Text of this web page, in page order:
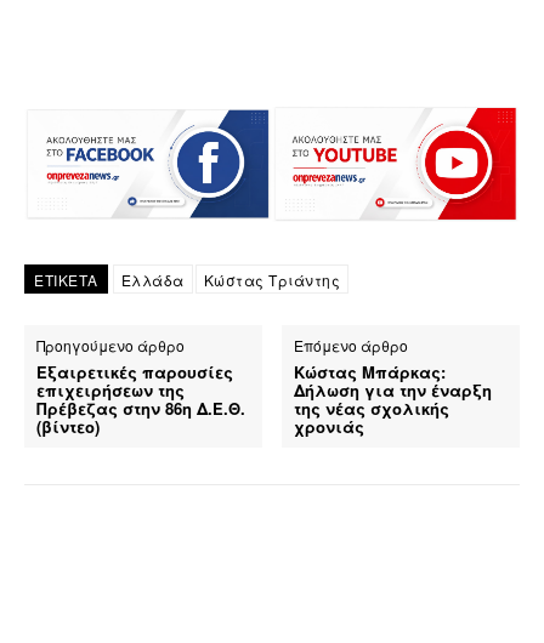
ΕΤΙΚΕΤΑ Ελλάδα Κώστας Τριάντης
Προηγούμενο άρθρο
Εξαιρετικές παρουσίες
επιχειρήσεων της
Πρέβεζας στην 86η Δ.Ε.Θ.
(βίντεο)
Επόμενο άρθρο
Κώστας Μπάρκας:
Δήλωση για την έναρξη
της νέας σχολικής
χρονιάς